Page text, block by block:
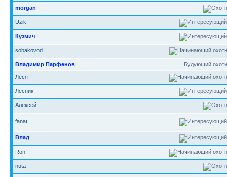
morgan
Uzik
Кузмич
sobakovod
Будующий
Владимир Парфенов
Леся
Лесник
Алексей
fanat
Влад
Ron
nuta